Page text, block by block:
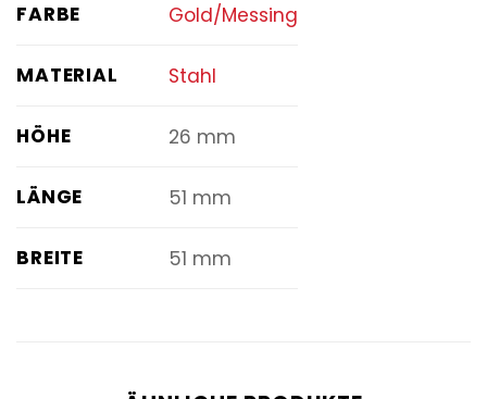
FARBE Gold/Messing
MATERIAL Stahl
HÖHE 26 mm
LÄNGE 51 mm
BREITE 51 mm